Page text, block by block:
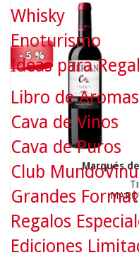
- 5 %
Marqués
Whisky
Enoturismo
Ideas para
Libro de Aromas
Cava de Vinos
Cava de Puros
Club
Grandes
Regalos
Ediciones